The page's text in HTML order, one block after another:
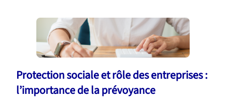
Protection sociale et rôle des entreprises :
l’importance de la prévoyance